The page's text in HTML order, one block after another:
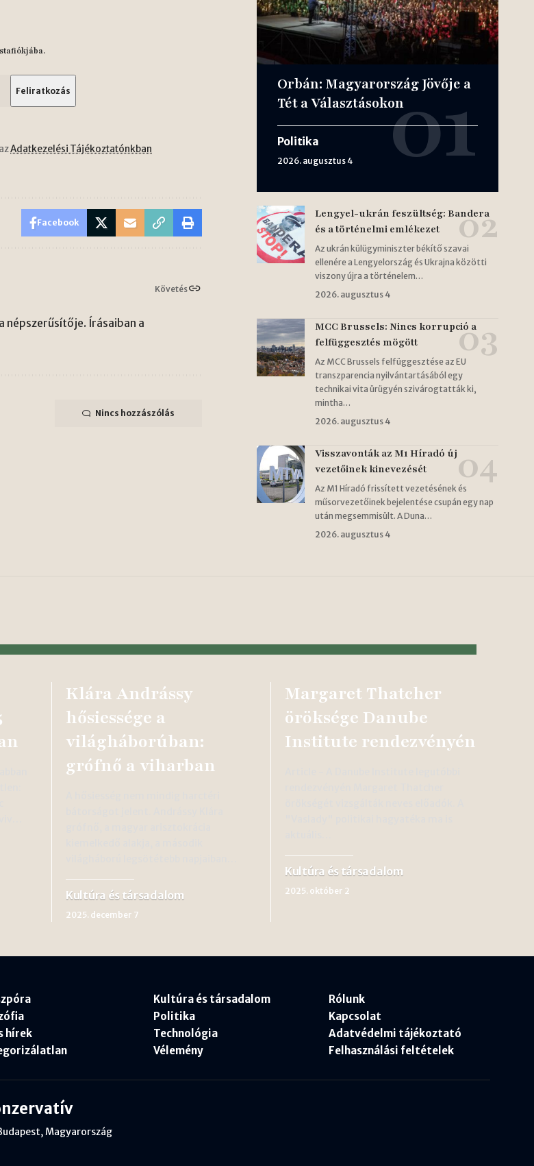
Adatkezelési Tájékoztatónkban
Facebook
Követés
Írásaiban a
Nincs hozzászólás
Orbán: Magyarország Jövője a
Tét a Választásokon
Politika
2026. augusztus 4
Lengyel-ukrán feszültség: Bandera
és a történelmi emlékezet
Az ukrán külügyminiszter békítő szavai
ellenére a Lengyelország és Ukrajna közötti
viszony újra a történelem…
2026. augusztus 4
MCC Brussels: Nincs korrupció a
felfüggesztés mögött
Az MCC Brussels felfüggesztése az EU
transzparencia nyilvántartásából egy
technikai vita ürügyén szivárogtatták ki,
mintha…
2026. augusztus 4
Visszavonták az M1 Híradó új
vezetőinek kinevezését
Az M1 Híradó frissített vezetésének és
műsorvezetőinek bejelentése csupán egy nap
után megsemmisült. A Duna…
2026. augusztus 4
Klára Andrássy
hősiessége a
világháborúban:
grófnő a viharban
Kultúra és társadalom
2025. december 7
Margaret Thatcher
öröksége Danube
Institute rendezvényén
Kultúra és társadalom
2025. október 2
hírek
Kultúra és társadalom
Politika
Technológia
Vélemény
Rólunk
Kapcsolat
Adatvédelmi tájékoztató
Felhasználási feltételek
Magyarország